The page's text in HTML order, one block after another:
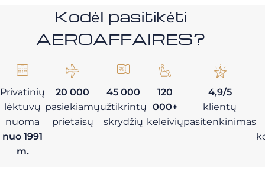
Kodėl pasitikėti
AEROAFFAIRES?
Privatinių
lėktuvų
nuoma
nuo 1991
m.
20 000
pasiekiamų
prietaisų
45 000
užtikrintų
skrydžių
120
000+
keleivių
4,9/5
klientų
pasitenkinimas